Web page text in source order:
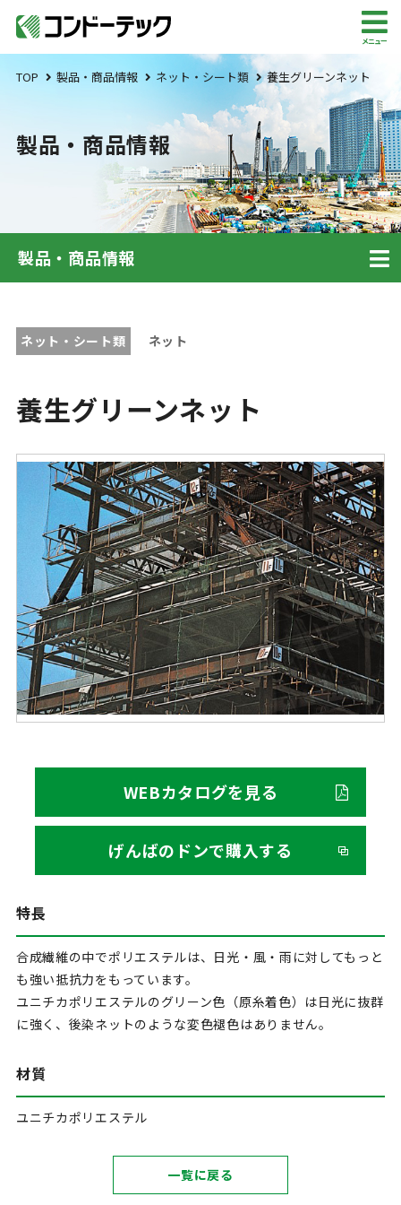
メニュー
TOP 製品・商品情報 ネット・シート類 養生グリーンネット
製品・商品情報
製品・商品情報
ネット・シート類 ネット
養生グリーンネット
WEBカタログを見る
げんばのドンで購入する
特長
合成繊維の中でポリエステルは、日光・風・雨に対してもっと
も強い抵抗力をもっています。
ユニチカポリエステルのグリーン色（原糸着色）は日光に抜群
に強く、後染ネットのような変色褪色はありません。
材質
ユニチカポリエステル
一覧に戻る